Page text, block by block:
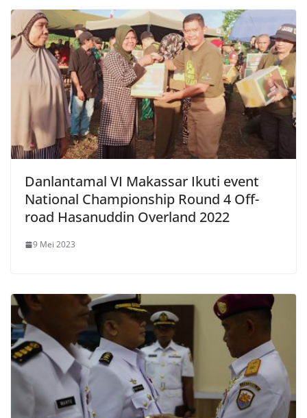
Danlantamal VI Makassar Ikuti event
National Championship Round 4 Off-
road Hasanuddin Overland 2022
9 Mei 2023